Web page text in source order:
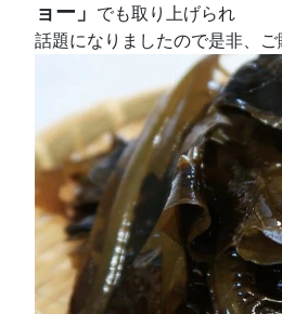
ョー」
でも取り上げられ
話題になりましたので是非、ご